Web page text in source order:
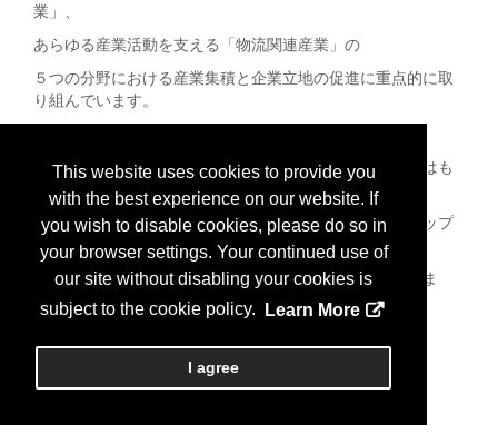
This website uses cookies to provide you
with the best experience on our website. If
you wish to disable cookies, please do so in
your browser settings. Your continued use of
our site without disabling your cookies is
subject to the cookie policy.
Learn More
I agree
業」、
あらゆる産業活動を支える「物流関連産業」の
５つの分野における産業集積と企業立地の促進に重点的に取
り組んでいます。
立地の検討段階から操業まで一貫した体制でのサポートはも
ちろんのこと、
立地後も円滑な操業が継続できるよう、全力でバックアップ
いたします。
皆様の御来県と、本県への進出を心よりお待ちしておりま
す。